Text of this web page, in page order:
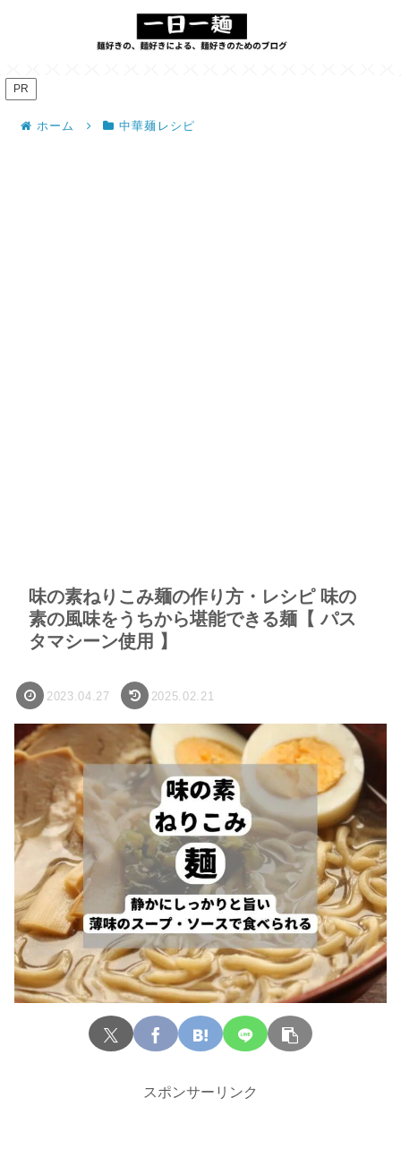
PR
ホーム 中華麺レシピ
味の素ねりこみ麺の作り方・レシピ 味の
素の風味をうちから堪能できる麺【 パス
タマシーン使用 】
2023.04.27 2025.02.21
スポンサーリンク